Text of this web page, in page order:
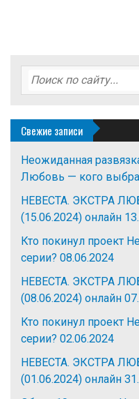
Свежие записи
Неожиданная
Любовь — кого
НЕВЕСТА. ЭКСТРА
(15.06.2024) онлайн
Кто покинул проект
серии? 08.06.2024
НЕВЕСТА. ЭКСТРА
(08.06.2024) онлайн
Кто покинул проект
серии? 02.06.2024
НЕВЕСТА. ЭКСТРА
(01.06.2024) онлайн